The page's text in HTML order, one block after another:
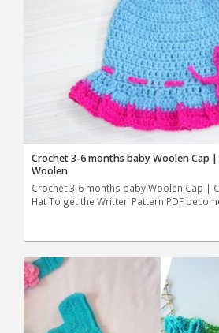
Crochet 3-6 months baby Woolen Cap
Woolen
Crochet 3-6 months baby Woolen Cap |
Hat To get the Written Pattern PDF